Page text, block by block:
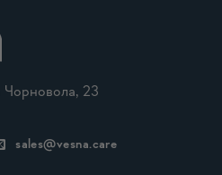
Чорновола, 23
sales@vesna.care